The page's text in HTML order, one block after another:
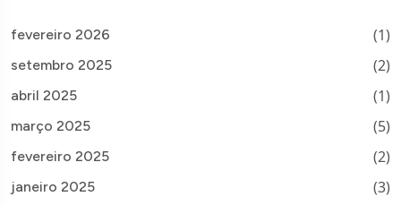
fevereiro 2026 (1)
setembro 2025 (2)
abril 2025 (1)
março 2025 (5)
fevereiro 2025 (2)
janeiro 2025 (3)